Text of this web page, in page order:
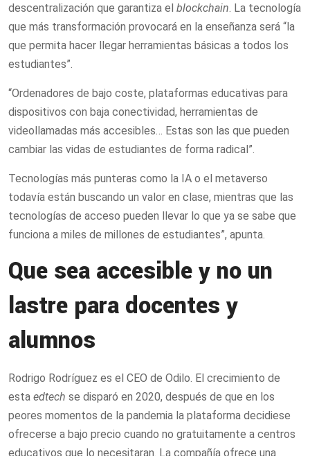
descentralización que garantiza el blockchain. La tecnología
que más transformación provocará en la enseñanza será “la
que permita hacer llegar herramientas básicas a todos los
estudiantes”.
“Ordenadores de bajo coste, plataformas educativas para
dispositivos con baja conectividad, herramientas de
videollamadas más accesibles… Estas son las que pueden
cambiar las vidas de estudiantes de forma radical”.
Tecnologías más punteras como la IA o el metaverso
todavía están buscando un valor en clase, mientras que las
tecnologías de acceso pueden llevar lo que ya se sabe que
funciona a miles de millones de estudiantes”, apunta.
Que sea accesible y no un
lastre para docentes y
alumnos
Rodrigo Rodríguez es el CEO de Odilo. El crecimiento de
esta edtech se disparó en 2020, después de que en los
peores momentos de la pandemia la plataforma decidiese
ofrecerse a bajo precio cuando no gratuitamente a centros
educativos que lo necesitaran. La compañía ofrece una